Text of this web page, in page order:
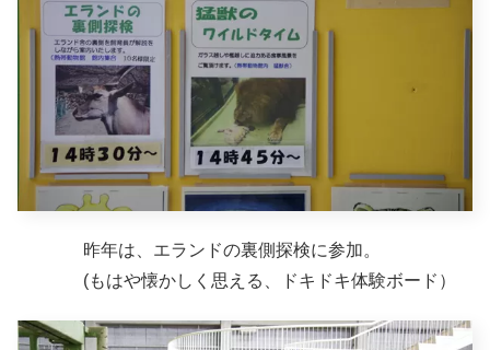
昨年は、エランドの裏側探検に参加。
(もはや懐かしく思える、ドキドキ体験ボード）